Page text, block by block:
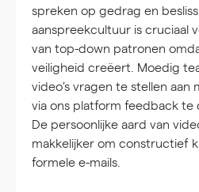
spreken op gedrag en
aanspreekcultuur is cruciaal
van top-down patronen
veiligheid creëert. Moedig
video’s vragen te stellen
via ons platform feedback te
De persoonlijke aard van
makkelijker om constructief
formele e-mails.